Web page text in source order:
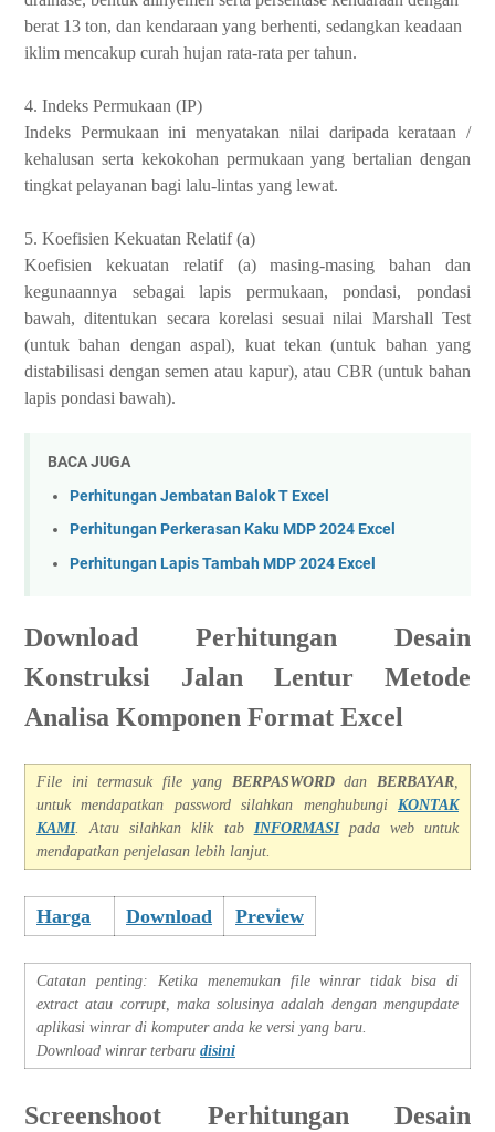
berat 13 ton, dan kendaraan yang berhenti, sedangkan keadaan
iklim mencakup curah hujan rata-rata per tahun.
4. Indeks Permukaan (IP)
Indeks Permukaan ini menyatakan nilai daripada kerataan /
kehalusan serta kekokohan permukaan yang bertalian dengan
tingkat pelayanan bagi lalu-lintas yang lewat.
5. Koefisien Kekuatan Relatif (a)
Koefisien kekuatan relatif (a) masing-masing bahan dan
kegunaannya sebagai lapis permukaan, pondasi, pondasi
bawah, ditentukan secara korelasi sesuai nilai Marshall Test
(untuk bahan dengan aspal), kuat tekan (untuk bahan yang
distabilisasi dengan semen atau kapur), atau CBR (untuk bahan
lapis pondasi bawah).
BACA JUGA
Perhitungan Jembatan Balok T Excel
Perhitungan Perkerasan Kaku MDP 2024 Excel
Perhitungan Lapis Tambah MDP 2024 Excel
Download Perhitungan Desain
Konstruksi Jalan Lentur Metode
Analisa Komponen Format Excel
File ini termasuk file yang BERPASWORDdanBERBAYAR,
untuk mendapatkan password silahkan menghubungi KONTAK
KAMI. Atau silahkan klik tab INFORMASIpada web untuk
mendapatkan penjelasan lebih lanjut.
Harga Download Preview
Catatan penting: Ketika menemukan file winrar tidak bisa di
extract atau corrupt, maka solusinya adalah dengan mengupdate
aplikasi winrar di komputer anda ke versi yang baru.
Download winrar terbaru disini
Screenshoot Perhitungan Desain